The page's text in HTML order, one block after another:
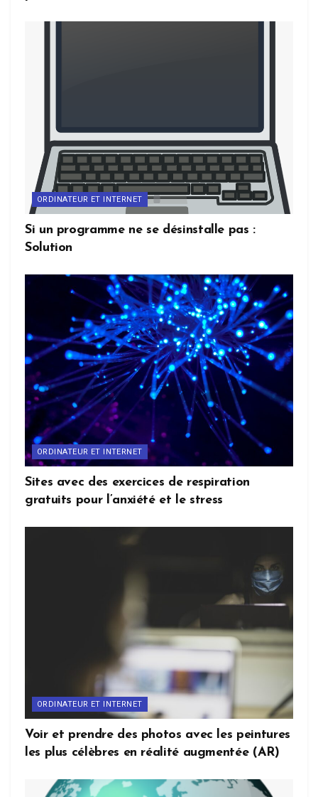
ORDINATEUR ET INTERNET
Si un programme ne se désinstalle pas :
Solution
ORDINATEUR ET INTERNET
Sites avec des exercices de respiration
gratuits pour l’anxiété et le stress
ORDINATEUR ET INTERNET
Voir et prendre des photos avec les peintures
les plus célèbres en réalité augmentée (AR)